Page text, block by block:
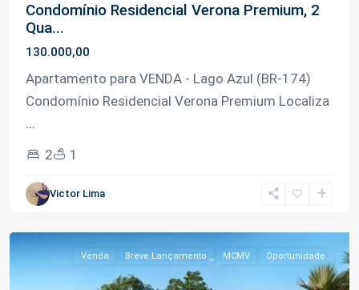
Condomínio Residencial Verona Premium, 2
Qua...
130.000,00
Apartamento para VENDA - Lago Azul (BR-174)
Condomínio Residencial Verona Premium Localiza
...
2
1
Victor Lima
Lago
Azul,
Venda Breve Lançamento MCMV Oportunidade